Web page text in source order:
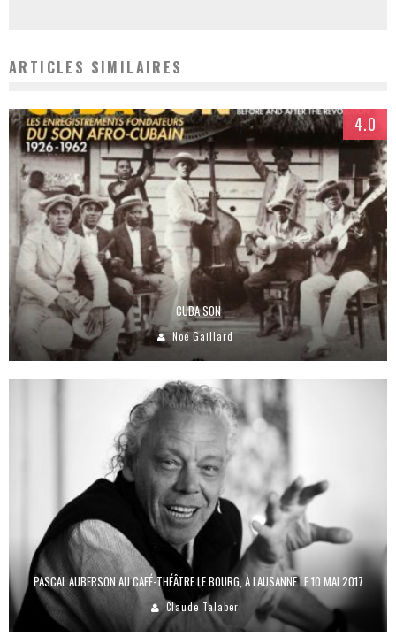
ARTICLES SIMILAIRES
4.0
CUBA SON
Noé Gaillard
PASCAL AUBERSON AU CAFÉ-THÉÂTRE LE BOURG, À LAUSANNE LE 10 MAI 2017
Claude Talaber